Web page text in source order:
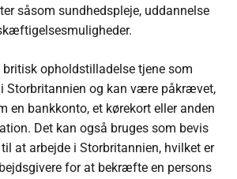
såsom sundhedspleje, uddannelse
britisk opholdstilladelse tjene som
Storbritannien og kan være påkrævet,
en bankkonto, et kørekort eller anden
Det kan også bruges som bevis
at arbejde i Storbritannien, hvilket er
for at bekræfte en persons